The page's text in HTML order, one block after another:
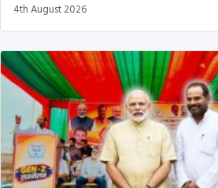
4th August 2026